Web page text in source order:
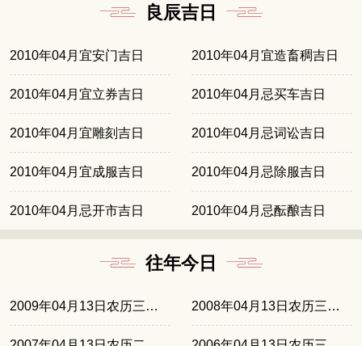
良辰吉日
2010年04月宜安门吉日 2010年04月宜造畜稠吉日
2010年04月宜立券吉日 2010年04月忌买车吉日
2010年04月宜雕刻吉日 2010年04月忌词讼吉日
2010年04月宜成服吉日 2010年04月忌除服吉日
2010年04月忌开市吉日 2010年04月忌酝酿吉日
往年今日
2009年04月13日农历三月十八 2008年04月13日农历三月初八